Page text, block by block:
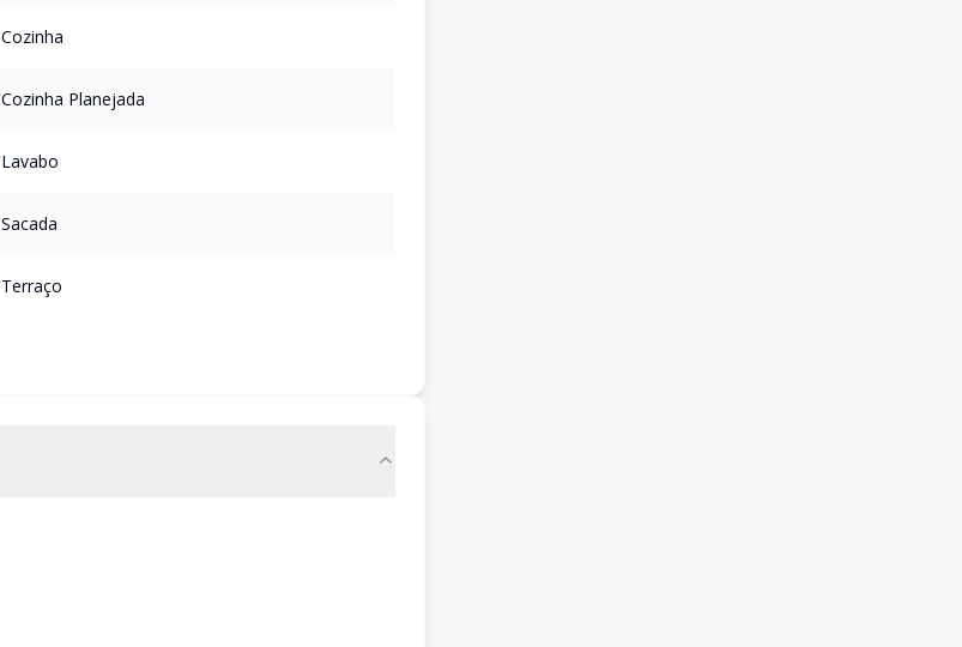
Cozinha
Cozinha Planejada
Lavabo
Sacada
Terraço